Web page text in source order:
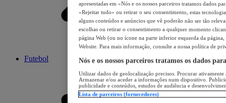
Futebol
apresentadas em «Nós e os nossos parceiros tratamos dados
«Rejeitar tudo» ou retirar o seu consentimento, estas
alguns conteúdos e anúncios que vê poderão não ser tão
escolhas ou retirar o consentimento a qualquer momento
página Web (ou no ícone na parte inferior esquerda da página,
Website. Para mais informação, consulte a nossa política de
Nós e os nossos parceiros tratamos os dados
Utilizar dados de geolocalização precisos. Procurar
Armazenar e/ou aceder a informações num dispositivo.
publicidade e conteúdos, estudos de audiência e
Lista de parceiros (fornecedores)